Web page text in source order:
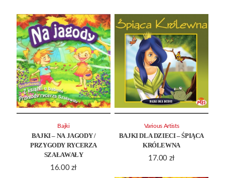
BAJKI – NA JAGODY /
PRZYGODY RYCERZA
SZAŁAWAŁY
16.00 zł
Bajki
BAJKI DLA DZIECI – ŚPIĄCA
KRÓLEWNA
17.00 zł
Various Artists